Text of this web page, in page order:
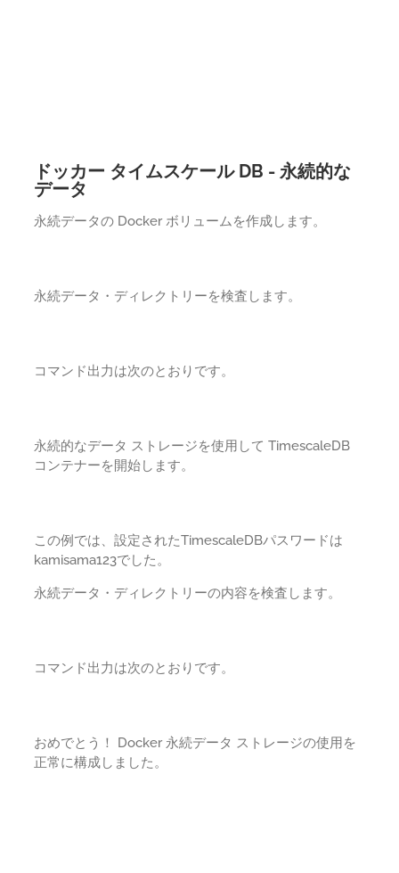
ドッカー タイムスケール DB - 永続的な
データ
永続データの Docker ボリュームを作成します。
永続データ・ディレクトリーを検査します。
コマンド出力は次のとおりです。
永続的なデータ ストレージを使用して TimescaleDB
コンテナーを開始します。
この例では、設定されたTimescaleDBパスワードは
kamisama123でした。
永続データ・ディレクトリーの内容を検査します。
コマンド出力は次のとおりです。
おめでとう！ Docker 永続データ ストレージの使用を
正常に構成しました。